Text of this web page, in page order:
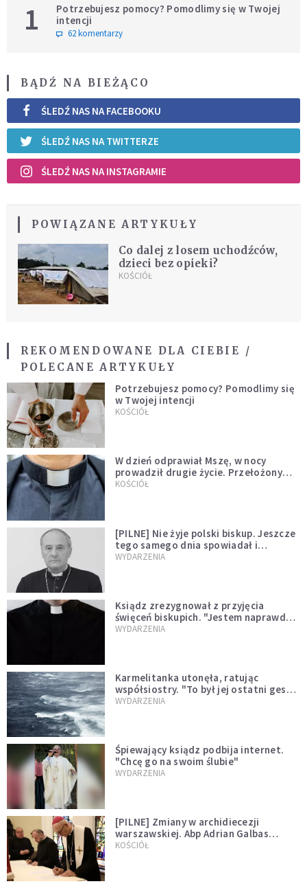
1
Potrzebujesz pomocy? Pomodlimy się w Twojej
intencji
62 komentarzy
BĄDŹ NA BIEŻĄCO
ŚLEDŹ NAS NA FACEBOOKU
ŚLEDŹ NAS NA TWITTERZE
ŚLEDŹ NAS NA INSTAGRAMIE
POWIĄZANE ARTYKUŁY
Co dalej z losem uchodźców,
dzieci bez opieki?
KOŚCIÓŁ
REKOMENDOWANE DLA CIEBIE /
POLECANE ARTYKUŁY
Potrzebujesz pomocy? Pomodlimy się
w Twojej intencji
KOŚCIÓŁ
W dzień odprawiał Mszę, w nocy
prowadził drugie życie. Przełożony
kazał mu opuścić zakon
KOŚCIÓŁ
[PILNE] Nie żyje polski biskup. Jeszcze
tego samego dnia spowiadał i
sprawował Mszę świętą
WYDARZENIA
Ksiądz zrezygnował z przyjęcia
święceń biskupich. "Jestem naprawdę
niegodny"
WYDARZENIA
Karmelitanka utonęła, ratując
współsiostry. "To był jej ostatni gest
miłości"
WYDARZENIA
Śpiewający ksiądz podbija internet.
"Chcę go na swoim ślubie"
WYDARZENIA
[PILNE] Zmiany w archidiecezji
warszawskiej. Abp Adrian Galbas
wręczył dekrety nowym proboszczom
KOŚCIÓŁ